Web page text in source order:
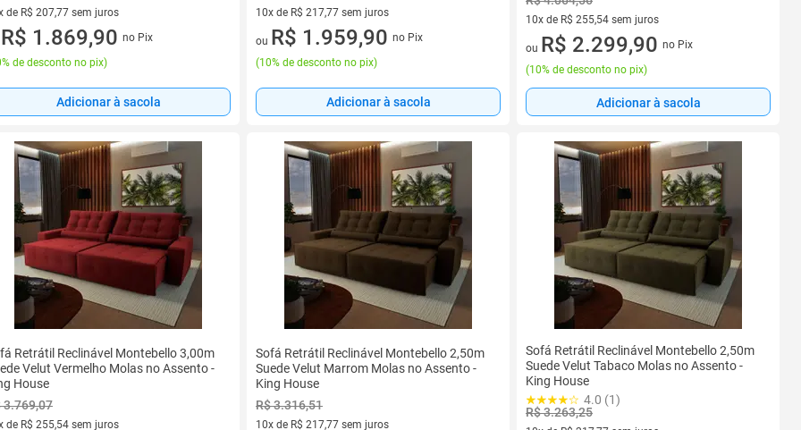
de R$ 207,77 sem juros
vez de R$ 207,77 sem juros
R$ 1.869,90 no Pix
de desconto no pix)
Adicionar à sacola
10x de R$ 217,77 sem juros
10 vez de R$ 217,77 sem juros
ou R$ 1.959,90 no Pix
(10% de desconto no pix)
Adicionar à sacola
10x de R$ 255,54 sem juros
10 vez de R$ 255,54 sem juros
ou R$ 2.299,90 no Pix
(10% de desconto no pix)
Adicionar à sacola
Retrátil Reclinável Montebello 3,00m
Velut Vermelho Molas no Assento -
House
3.769,07
de R$ 255,54 sem juros
Sofá Retrátil Reclinável Montebello 2,50m
Suede Velut Marrom Molas no Assento -
King House
R$ 3.316,51
10x de R$ 217,77 sem juros
Sofá Retrátil Reclinável Montebello 2,50m
Suede Velut Tabaco Molas no Assento -
King House
4.0 (1)
R$ 3.263,25